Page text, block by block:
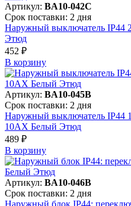
Артикул: BA10-042C
Срок поставки: 2 дня
Наружный выключатель
Этюд
452 ₽
В корзинy
Артикул: BA10-045B
Срок поставки: 2 дня
Наружный выключатель IP44
10АХ Белый Этюд
489 ₽
В корзинy
Артикул: BA10-046B
Срок поставки: 2 дня
Наружный блок IP44: